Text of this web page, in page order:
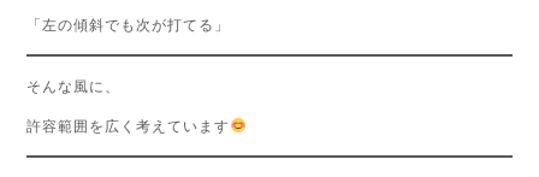
「左の傾斜でも次が打てる」
そんな風に、
許容範囲を広く考えています